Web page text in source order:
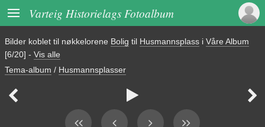
 Varteig Historielags Fotoalbum
Bilder koblet til nøkkelorene Bolig til Husmannsplass i Våre Album
[6/20] - Vis alle
Tema-album / Husmannsplasser
  